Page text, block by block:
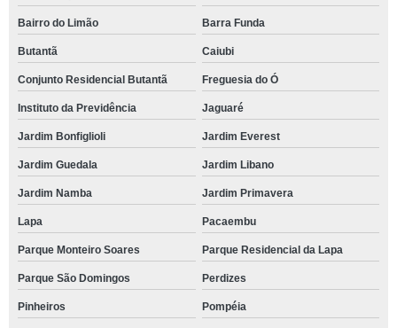
Bairro do Limão Barra Funda
Butantã Caiubi
Conjunto Residencial Butantã Freguesia do Ó
Instituto da Previdência Jaguaré
Jardim Bonfiglioli Jardim Everest
Jardim Guedala Jardim Libano
Jardim Namba Jardim Primavera
Lapa Pacaembu
Parque Monteiro Soares Parque Residencial da Lapa
Parque São Domingos Perdizes
Pinheiros Pompéia